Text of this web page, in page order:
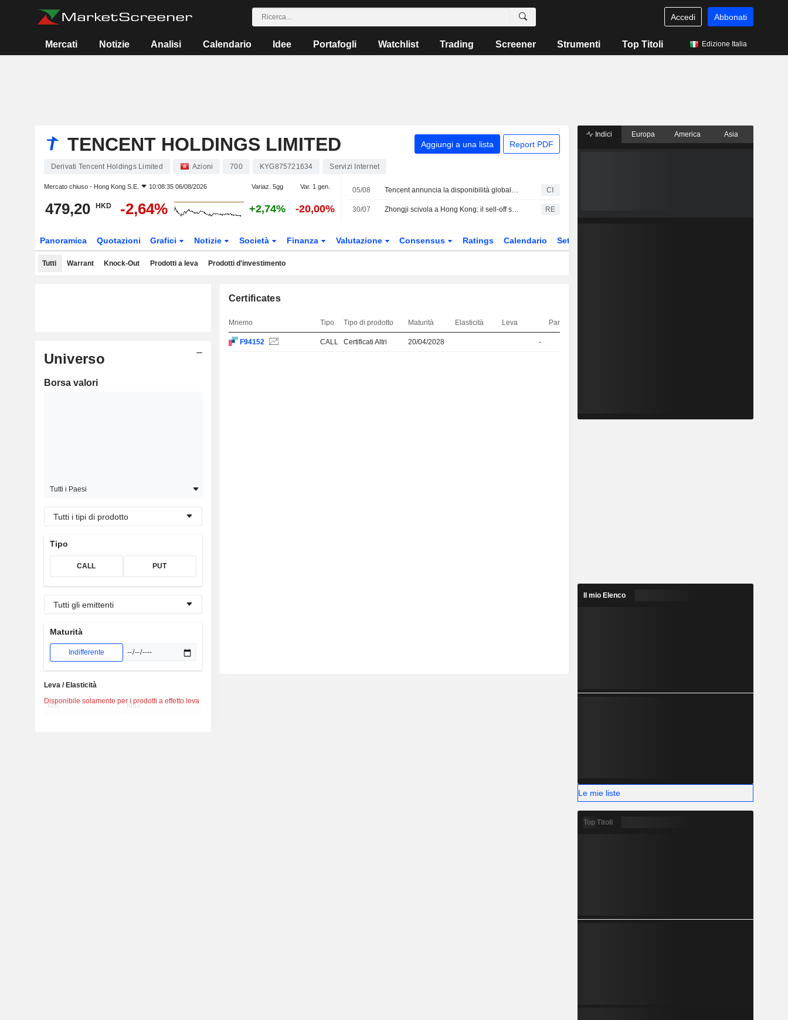
Accedi Abbonati
Mercati Notizie Analisi Calendario Idee Portafogli Watchlist Trading Screener Strumenti Top Titoli Edizione Italia
TENCENT HOLDINGS LIMITED Aggiungi a una lista Report PDF
Derivati Tencent Holdings Limited Azioni 700 KYG875721634 Servizi Internet
Mercato chiuso - Hong Kong S.E. 10:08:35 06/08/2026 Variaz. 5gg Var. 1 gen.
479,20 HKD -2,64% +2,74% -20,00%
05/08 Tencent annuncia la disponibilità globale del modello AI Hy3 e l'integrazione tra prodotti e servizi cloud CI
30/07 Zhongji scivola a Hong Kong: il sell-off sull'IA pesa sul debutto da 6,8 Mrd USD RE
Panoramica Quotazioni Grafici Notizie Società Finanza Valutazione Consensus Ratings Calendario Settore
Tutti Warrant Knock-Out Prodotti a leva Prodotti d'investimento
Universo
Borsa valori
Tutti i Paesi
Tutti i tipi di prodotto
Tipo
CALL PUT
Tutti gli emittenti
Maturità
Indifferente
Disponibile solamente per i prodotti a effetto leva
Leva / Elasticità
Certificates
Mnemo Tipo Tipo di prodotto Maturità Elasticità Leva Parità
F94152 CALL Certificati Altri 20/04/2028 -
Indici Europa America Asia
Il mio Elenco
Le mie liste
Top Titoli